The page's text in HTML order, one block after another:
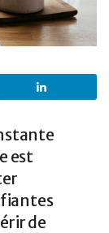
est
de